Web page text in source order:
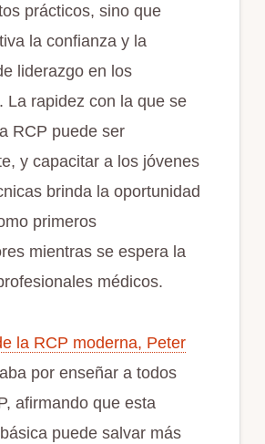
prácticos, sino que
la confianza y la
liderazgo en los
La rapidez con la que se
RCP puede ser
y capacitar a los jóvenes
brinda la oportunidad
primeros
mientras se espera la
médicos.
la RCP moderna, Peter
por enseñar a todos
afirmando que esta
puede salvar más